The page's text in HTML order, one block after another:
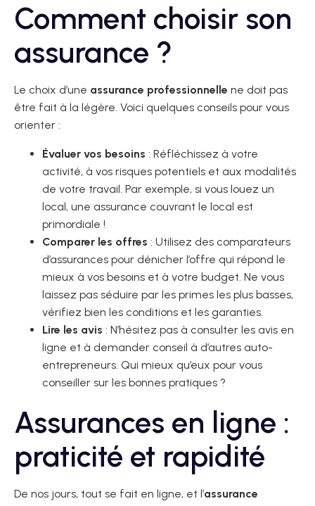
Comment choisir son
assurance ?
Le choix d’une assurance professionnelle ne doit pas
être fait à la légère. Voici quelques conseils pour vous
orienter :
Évaluer vos besoins : Réfléchissez à votre
activité, à vos risques potentiels et aux modalités
de votre travail. Par exemple, si vous louez un
local, une assurance couvrant le local est
primordiale !
Comparer les offres : Utilisez des comparateurs
d’assurances pour dénicher l’offre qui répond le
mieux à vos besoins et à votre budget. Ne vous
laissez pas séduire par les primes les plus basses,
vérifiez bien les conditions et les garanties.
Lire les avis : N’hésitez pas à consulter les avis en
ligne et à demander conseil à d’autres auto-
entrepreneurs. Qui mieux qu’eux pour vous
conseiller sur les bonnes pratiques ?
Assurances en ligne :
praticité et rapidité
De nos jours, tout se fait en ligne, et l’assurance